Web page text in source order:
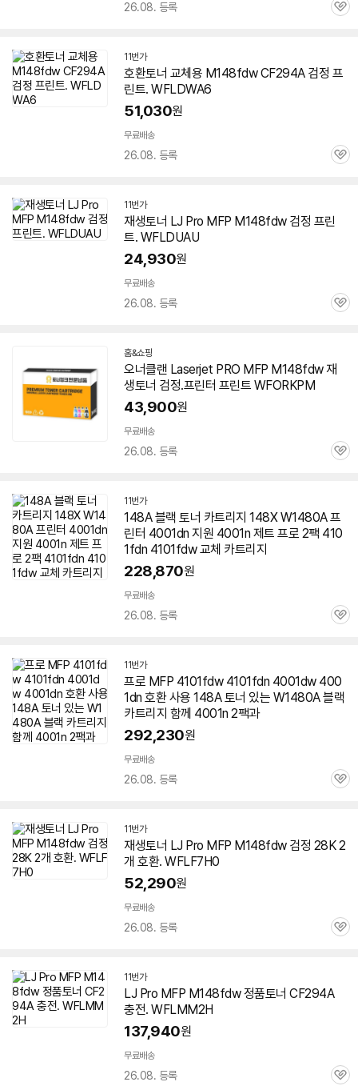
26.08. 등록
관
11번가
호환토너 교체용 M148fdw CF294A 검정 프
린트. WFLDWA6
51,030원
무료배송
26.08. 등록
관
11번가
재생토너 LJ Pro MFP M148fdw 검정 프린
트. WFLDUAU
24,930원
무료배송
26.08. 등록
관
홈&쇼핑
오너클랜 Laserjet PRO MFP M148fdw 재
생토너 검정.프린터 프린트 WFORKPM
43,900원
무료배송
26.08. 등록
관
11번가
148A 블랙 토너 카트리지 148X W1480A 프
린터 4001dn 지원 4001n 제트 프로 2팩 410
1fdn 4101fdw 교체 카트리지
228,870원
무료배송
26.08. 등록
관
11번가
프로 MFP 4101fdw 4101fdn 4001dw 400
1dn 호환 사용 148A 토너 있는 W1480A 블랙
카트리지 함께 4001n 2팩과
292,230원
무료배송
26.08. 등록
관
11번가
재생토너 LJ Pro MFP M148fdw 검정 28K 2
개 호환. WFLF7H0
52,290원
무료배송
26.08. 등록
관
11번가
LJ Pro MFP M148fdw 정품토너 CF294A
충전. WFLMM2H
137,940원
무료배송
26.08. 등록
관